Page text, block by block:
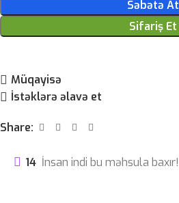
Səbətə At
Sifariş Et
Müqayisə
İstəklərə əlavə et
Share:
14 İnsan indi bu məhsula baxır!